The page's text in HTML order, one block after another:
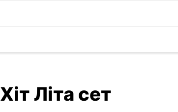
Хіт Літа сет